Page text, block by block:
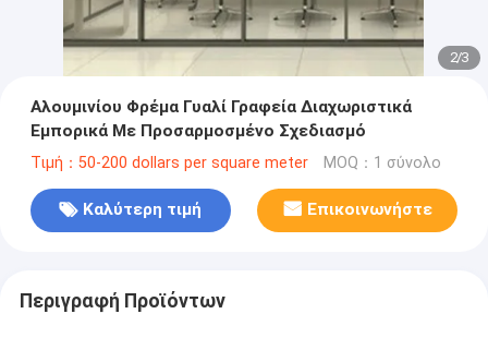
2/3
Αλουμινίου Φρέμα Γυαλί Γραφεία Διαχωριστικά
Εμπορικά Με Προσαρμοσμένο Σχεδιασμό
Τιμή：50-200 dollars per square meter MOQ：1 σύνολο
Καλύτερη τιμή Επικοινωνήστε
Περιγραφή Προϊόντων